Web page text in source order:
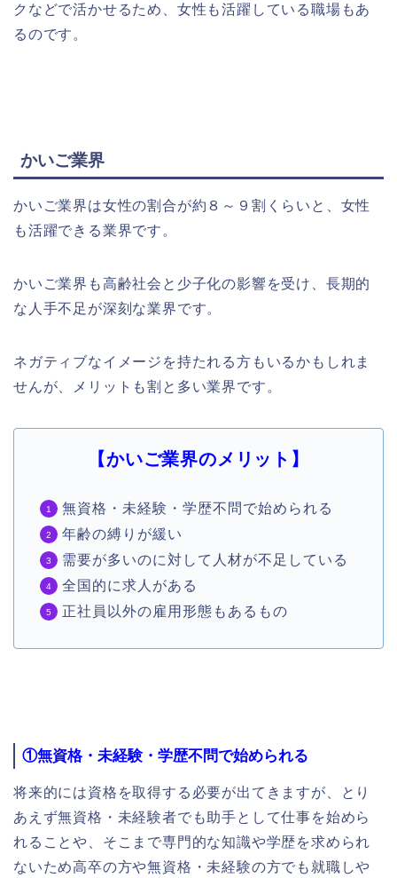
クなどで活かせるため、女性も活躍している職場もあ
るのです。
かいご業界
かいご業界は女性の割合が約８～９割くらいと、女性
も活躍できる業界です。
かいご業界も高齢社会と少子化の影響を受け、長期的
な人手不足が深刻な業界です。
ネガティブなイメージを持たれる方もいるかもしれま
せんが、メリットも割と多い業界です。
【かいご業界のメリット】
無資格・未経験・学歴不問で始められる
年齢の縛りが緩い
需要が多いのに対して人材が不足している
全国的に求人がある
正社員以外の雇用形態もあるもの
①無資格・未経験・学歴不問で始められる
将来的には資格を取得する必要が出てきますが、とり
あえず無資格・未経験者でも助手として仕事を始めら
れることや、そこまで専門的な知識や学歴を求められ
ないため高卒の方や無資格・未経験の方でも就職しや